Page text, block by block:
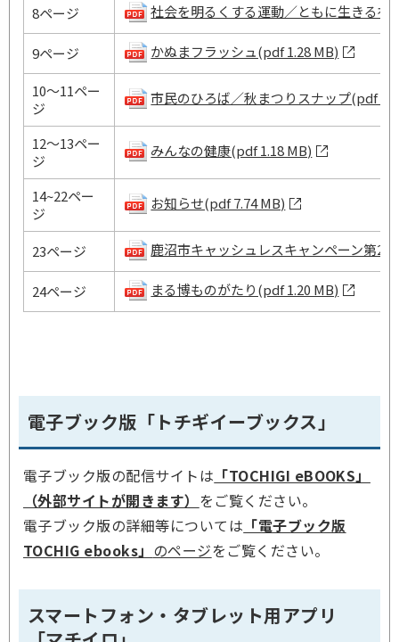
8ページ 社会を明るくする運動／ともに生きる社
9ページ かぬまフラッシュ(pdf 1.28 MB)
10～11ペー
ジ
市民のひろば／秋まつりスナップ(pdf
12～13ペー
ジ
みんなの健康(pdf 1.18 MB)
14~22ペー
ジ
お知らせ(pdf 7.74 MB)
23ページ 鹿沼市キャッシュレスキャンペーン第2
24ページ まる博ものがたり(pdf 1.20 MB)
電子ブック版「トチギイーブックス」
電子ブック版の配信サイトは 「TOCHIGI eBOOKS」
（外部サイトが開きます） をご覧ください。
電子ブック版の詳細等については 「電子ブック版
TOCHIG ebooks」 のページをご覧ください。
スマートフォン・タブレット用アプリ